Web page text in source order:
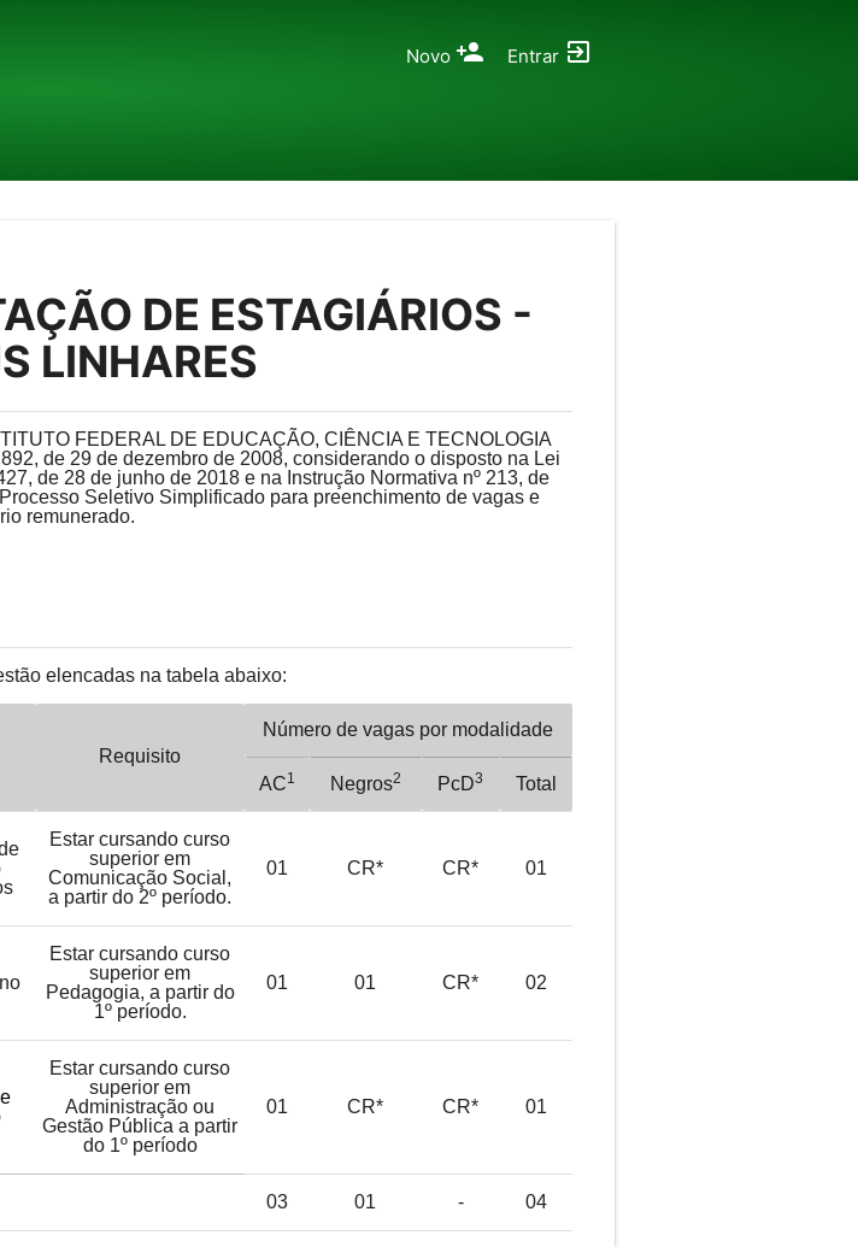
Novo Entrar
DE ESTAGIÁRIOS -
LINHARES
FEDERAL DE EDUCAÇÃO, CIÊNCIA E TECNOLOGIA
de 29 de dezembro de 2008, considerando o disposto na Lei
de 28 de junho de 2018 e na Instrução Normativa nº 213, de
Seletivo Simplificado para preenchimento de vagas e
remunerado.
elencadas na tabela abaixo:
Requisito
Número de vagas por modalidade
AC1 Negros2 PcD3 Total
Estar cursando curso
superior em
Comunicação Social,
a partir do 2º período.
01 CR* CR* 01
Estar cursando curso
superior em
Pedagogia, a partir do
1º período.
01 01 CR* 02
Estar cursando curso
superior em
Administração ou
Gestão Pública a partir
do 1º período
01 CR* CR* 01
03 01 - 04